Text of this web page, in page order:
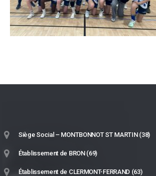
Siège Social – MONTBONNOT ST MARTIN (38)
Établissement de BRON (69)
Établissement de CLERMONT-FERRAND (63)